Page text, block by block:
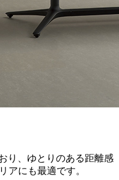
り、ゆとりのある距離感
アにも最適です。